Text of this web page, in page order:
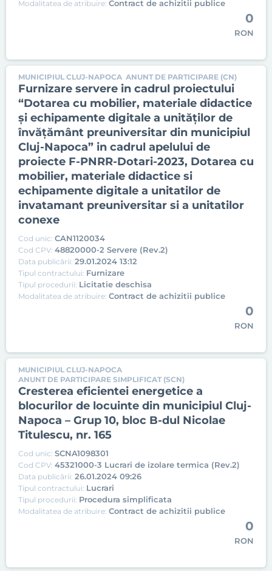
Modalitatea de atribuire: Contract de achizitii publice
0
RON
MUNICIPIUL CLUJ-NAPOCA ANUNT DE PARTICIPARE (CN)
Furnizare servere in cadrul proiectului
“Dotarea cu mobilier, materiale didactice
și echipamente digitale a unităților de
învățământ preuniversitar din municipiul
Cluj-Napoca” in cadrul apelului de
proiecte F-PNRR-Dotari-2023, Dotarea cu
mobilier, materiale didactice si
echipamente digitale a unitatilor de
invatamant preuniversitar si a unitatilor
conexe
Cod unic: CAN1120034
Cod CPV: 48820000-2 Servere (Rev.2)
Data publicării: 29.01.2024 13:12
Tipul contractului: Furnizare
Tipul procedurii: Licitatie deschisa
Modalitatea de atribuire: Contract de achizitii publice
0
RON
MUNICIPIUL CLUJ-NAPOCA
ANUNT DE PARTICIPARE SIMPLIFICAT (SCN)
Cresterea eficientei energetice a
blocurilor de locuinte din municipiul Cluj-
Napoca – Grup 10, bloc B-dul Nicolae
Titulescu, nr. 165
Cod unic: SCNA1098301
Cod CPV: 45321000-3 Lucrari de izolare termica (Rev.2)
Data publicării: 26.01.2024 09:26
Tipul contractului: Lucrari
Tipul procedurii: Procedura simplificata
Modalitatea de atribuire: Contract de achizitii publice
0
RON